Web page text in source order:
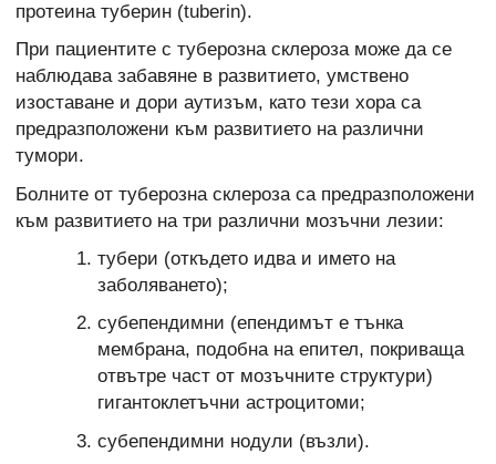
протеина туберин (tuberin).
При пациентите с туберозна склероза може да се
наблюдава забавяне в развитието, умствено
изоставане и дори аутизъм, като тези хора са
предразположени към развитието на различни
тумори.
Болните от туберозна склероза са предразположени
към развитието на три различни мозъчни лезии:
тубери (откъдето идва и името на
заболяването);
субепендимни (епендимът е тънка
мембрана, подобна на епител, покриваща
отвътре част от мозъчните структури)
гигантоклетъчни астроцитоми;
субепендимни нодули (възли).